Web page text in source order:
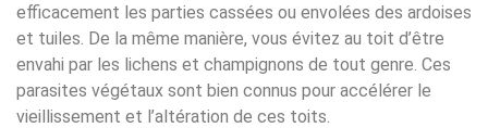
efficacement les parties cassées ou envolées des ardoises
et tuiles. De la même manière, vous évitez au toit d’être
envahi par les lichens et champignons de tout genre. Ces
parasites végétaux sont bien connus pour accélérer le
vieillissement et l’altération de ces toits.